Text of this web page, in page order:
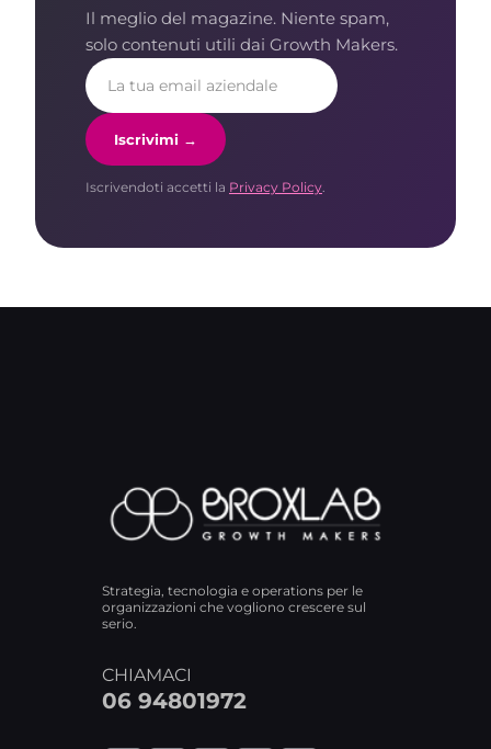
Il meglio del magazine. Niente spam,
solo contenuti utili dai Growth Makers.
Iscrivimi →
Iscrivendoti accetti la Privacy Policy.
Strategia, tecnologia e operations per le
organizzazioni che vogliono crescere sul
serio.
CHIAMACI
06 94801972